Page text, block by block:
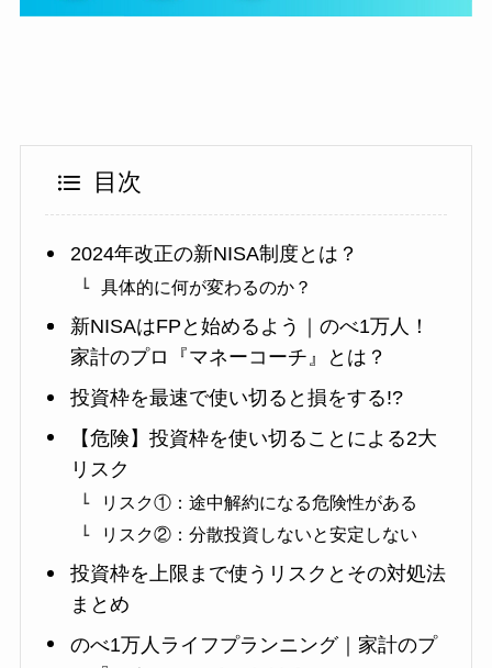
目次
2024年改正の新NISA制度とは？
具体的に何が変わるのか？
新NISAはFPと始めるよう｜のべ1万人！
家計のプロ『マネーコーチ』とは？
投資枠を最速で使い切ると損をする!?
【危険】投資枠を使い切ることによる2大
リスク
リスク①：途中解約になる危険性がある
リスク②：分散投資しないと安定しない
投資枠を上限まで使うリスクとその対処法
まとめ
のべ1万人ライフプランニング｜家計のプ